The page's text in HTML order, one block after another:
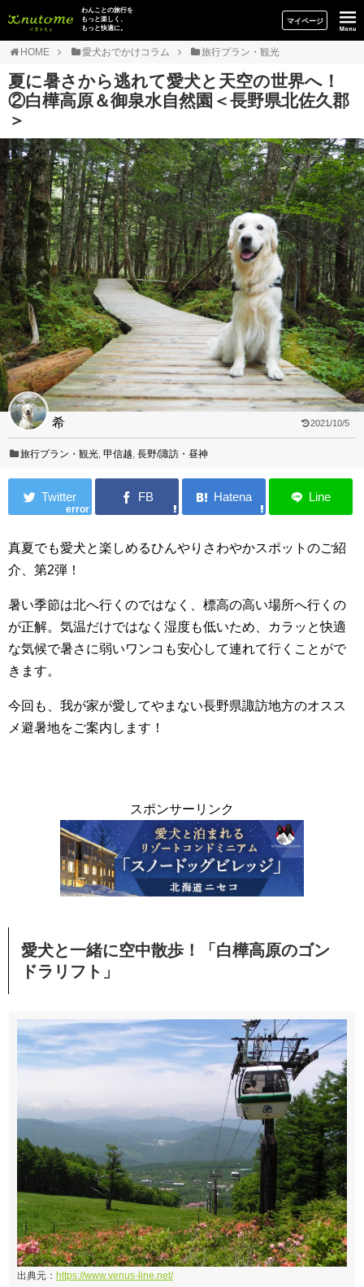
イヌトミィ
わんことの旅行を
もっと楽しく、
もっと快適に。
マイページ
HOME 愛犬おでかけコラム 旅行プラン・観光
夏に暑さから逃れて愛犬と天空の世界へ！
②白樺高原＆御泉水自然園＜長野県北佐久郡
＞
希 2021/10/5
旅行プラン・観光,甲信越,長野/諏訪・昼神
error
真夏でも愛犬と楽しめるひんやりさわやかスポットのご紹
介、第2弾！
暑い季節は北へ行くのではなく、標高の高い場所へ行くの
が正解。気温だけではなく湿度も低いため、カラッと快適
な気候で暑さに弱いワンコも安心して連れて行くことがで
きます。
今回も、我が家が愛してやまない長野県諏訪地方のオスス
メ避暑地をご案内します！
スポンサーリンク
愛犬と一緒に空中散歩！「白樺高原のゴン
ドラリフト」
出典元： https://www.venus-line.net/